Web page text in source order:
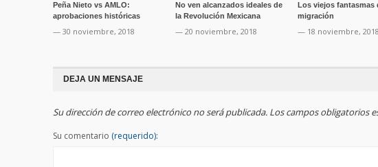
Peña Nieto vs AMLO:
aprobaciones históricas
— 30 noviembre, 2018
No ven alcanzados ideales de
la Revolución Mexicana
— 20 noviembre, 2018
Los viejos fantasmas
migración
— 18 noviembre, 2018
DEJA UN MENSAJE
Su dirección de correo electrónico no será publicada. Los campos obligatorios
Su comentario (requerido):